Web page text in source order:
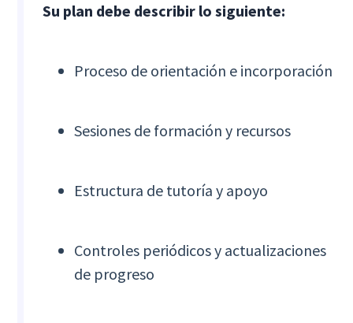
Su plan debe describir lo siguiente:
Proceso de orientación e incorporación
Sesiones de formación y recursos
Estructura de tutoría y apoyo
Controles periódicos y actualizaciones
de progreso